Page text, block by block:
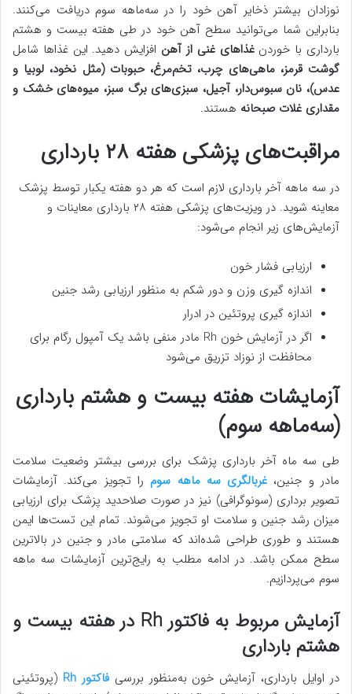
نوزادان بیشتر ذخایر آهن خود را در سه‌ماهه سوم دریافت می‌کنند.
بنابراین شما می‌توانید سطح آهن خود در طی هفته بیست و هشتم
بارداری با خوردنغذاهای غنی از آهن افزایش دهید. این غذاها شامل
گوشت قرمز، ماهی‌های چرب، تخم‌مرغ، حبوبات (مثل نخود، لوبیا و
عدس)، نان سبوس‌دار، آجیل، سبزی‌های برگ سبز، میوه‌های خشک و
مقداری غلات صبحانه هستند.
مراقبت‌های پزشکی هفته ۲۸ بارداری
در سه ماهه آخر بارداری لازم است که هر دو هفته یکبار توسط پزشک
معاینه شوید. در ویزیت‌های پزشکی هفته ۲۸ بارداری معاینات و
آزمایش‌های زیر انجام می‌شود:
ارزیابی فشار خون
اندازه گیری وزن و دور شکم به منظور ارزیابی رشد جنین
اندازه گیری پروتئین در ادرار
اگر در آزمایش خون Rh مادر منفی باشد یک آمپول رگام برای
محافظت از نوزاد تزریق می‌شود
آزمایشات هفته بیست و هشتم بارداری
(سه‌ماهه سوم)
طی سه ماه آخر بارداری پزشک برای بررسی بیشتر وضعیت سلامت
مادر و جنین، غربالگری سه ماهه سوم را تجویز می‌کند. آزمایشات
تصویر برداری (سونوگرافی) نیز در صورت صلاحدید پزشک برای ارزیابی
میزان رشد جنین و سلامت او تجویز می‌شوند.­ تمام این تست‌ها ایمن
هستند و طوری طراحی شده‌اند که سلامتی مادر و جنین در بالاترین
سطح ممکن باشد. در ادامه مطلب به رایج‌ترین آزمایشات سه ماهه
سوم می‌پردازیم.
آزمایش مربوط به فاکتور Rh در هفته بیست و
هشتم بارداری
در اوایل بارداری، آزمایش خون به‌منظور بررسی فاکتورRh (پروتئینی